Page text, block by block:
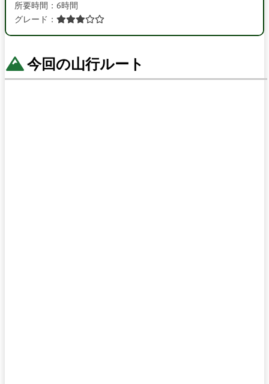
所要時間：6時間
グレード：
今回の山行ルート